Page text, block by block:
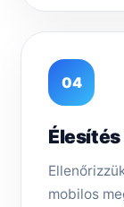
04
mobilos